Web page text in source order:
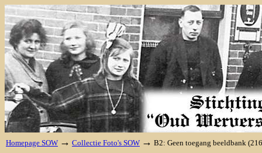
Homepage SOW → Collectie Foto's SOW → B2: Geen toegang beeldbank